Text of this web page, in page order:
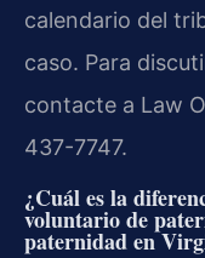
calendario del
caso. Para
contacte a Law
437-7747.
¿Cuál es la
voluntario de
paternidad en